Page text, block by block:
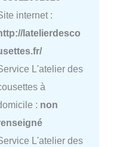
internet :
latelierdesco
L'atelier des
à
: non
L'atelier des